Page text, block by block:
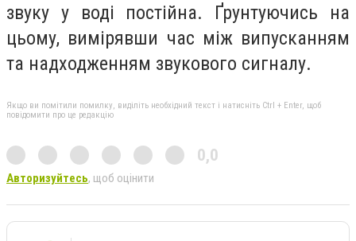
звуку у воді постійна. Ґрунтуючись на
цьому, вимірявши час між випусканням
та надходженням звукового сигналу.
Якщо ви помітили помилку, виділіть необхідний текст і натисніть Ctrl + Enter, щоб
повідомити про це редакцію
0,0
Авторизуйтесь, щоб оцінити